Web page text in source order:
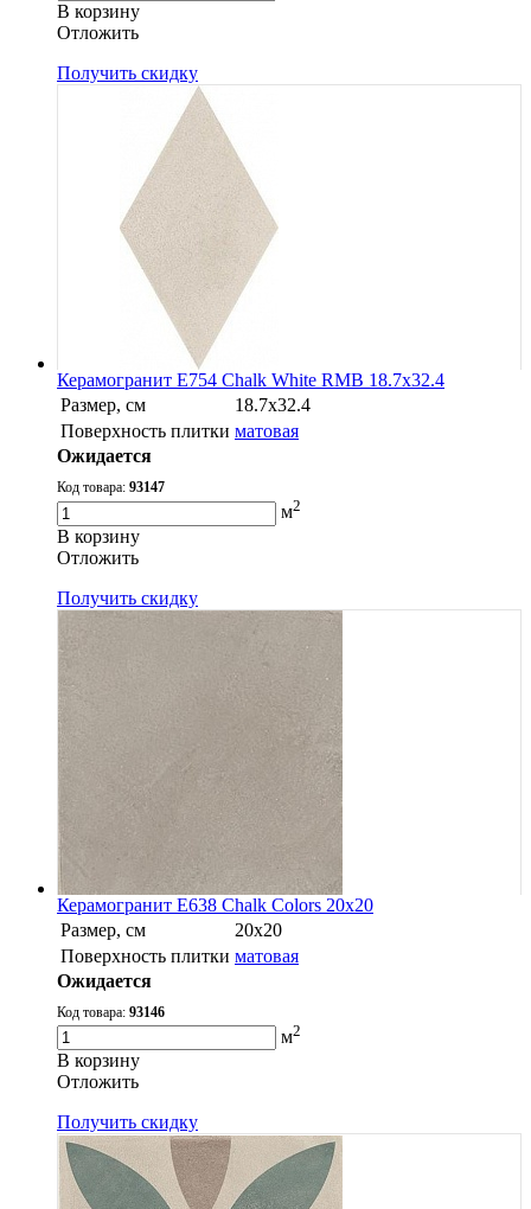
В корзину
Oтложить
Получить скидку
Керамогранит E754 Chalk White RMB 18.7x32.4
Размер, см
18.7x32.4
Поверхность плитки матовая
Ожидается
Код товара: 93147
м2
В корзину
Oтложить
Получить скидку
Керамогранит E638 Chalk Colors 20x20
Размер, см
20х20
Поверхность плитки матовая
Ожидается
Код товара: 93146
м2
В корзину
Oтложить
Получить скидку